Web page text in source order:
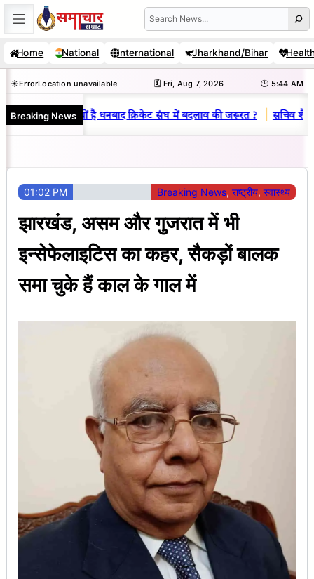
Skip
to
content
Search
Home National International Jharkhand/Bihar
☀️ErrorLocation unavailable 🗓️ Fri, Aug 7, 2026 🕒 5:45 AM
Breaking News
राज : जानें क्यों है धनबाद क्रिकेट संघ में बदलाव की जरूरत ? | सचिव
01:02 PM Breaking News, राष्ट्रीय, स्वास्थ्य
झारखंड, असम और गुजरात में भी
इन्सेफेलाइटिस का कहर, सैकड़ों बालक
समा चुके हैं काल के गाल में